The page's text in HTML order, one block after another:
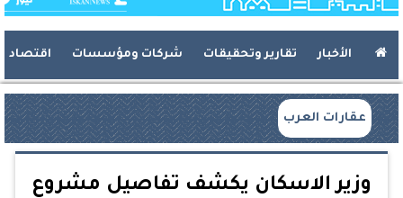
الأخبار تقارير وتحقيقات شركات ومؤسسات اقتصاد
عقارات العرب
وزير الاسكان يكشف تفاصيل مشروع